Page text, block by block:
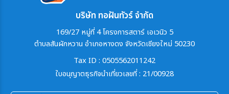
บริษัท ทอฝันทัวร์ จำกัด
169/27 หมู่ที่ 4 โครงการสตาร์ เอเวนิว 5
ตำบลสันผักหวาน อำเภอหางดง จังหวัดเชียงใหม่ 50230
Tax ID : 0505562011242
ใบอนุญาตธุรกิจนำเที่ยวเลขที่ : 21/00928